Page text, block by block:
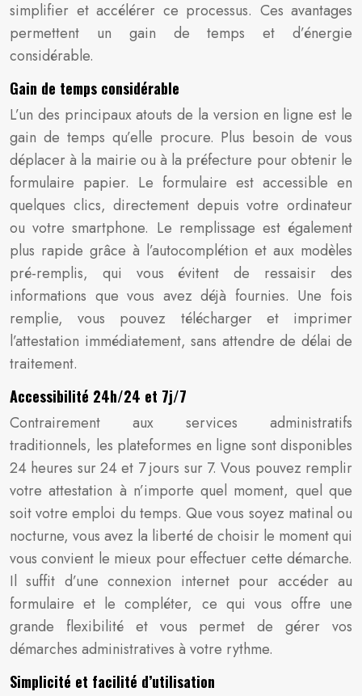
simplifier et accélérer ce processus. Ces avantages
permettent un gain de temps et d’énergie
considérable.
Gain de temps considérable
L’un des principaux atouts de la version en ligne est le
gain de temps qu’elle procure. Plus besoin de vous
déplacer à la mairie ou à la préfecture pour obtenir le
formulaire papier. Le formulaire est accessible en
quelques clics, directement depuis votre ordinateur
ou votre smartphone. Le remplissage est également
plus rapide grâce à l’autocomplétion et aux modèles
pré-remplis, qui vous évitent de ressaisir des
informations que vous avez déjà fournies. Une fois
remplie, vous pouvez télécharger et imprimer
l’attestation immédiatement, sans attendre de délai de
traitement.
Accessibilité 24h/24 et 7j/7
Contrairement aux services administratifs
traditionnels, les plateformes en ligne sont disponibles
24 heures sur 24 et 7 jours sur 7. Vous pouvez remplir
votre attestation à n’importe quel moment, quel que
soit votre emploi du temps. Que vous soyez matinal ou
nocturne, vous avez la liberté de choisir le moment qui
vous convient le mieux pour effectuer cette démarche.
Il suffit d’une connexion internet pour accéder au
formulaire et le compléter, ce qui vous offre une
grande flexibilité et vous permet de gérer vos
démarches administratives à votre rythme.
Simplicité et facilité d’utilisation